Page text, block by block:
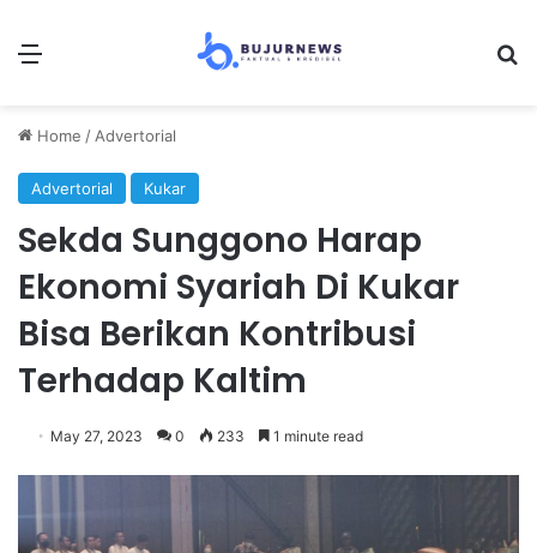
Menu
Home / Advertorial
Advertorial Kukar
Sekda Sunggono Harap
Ekonomi Syariah Di Kukar
Bisa Berikan Kontribusi
Terhadap Kaltim
May 27, 2023 0 233 1 minute read